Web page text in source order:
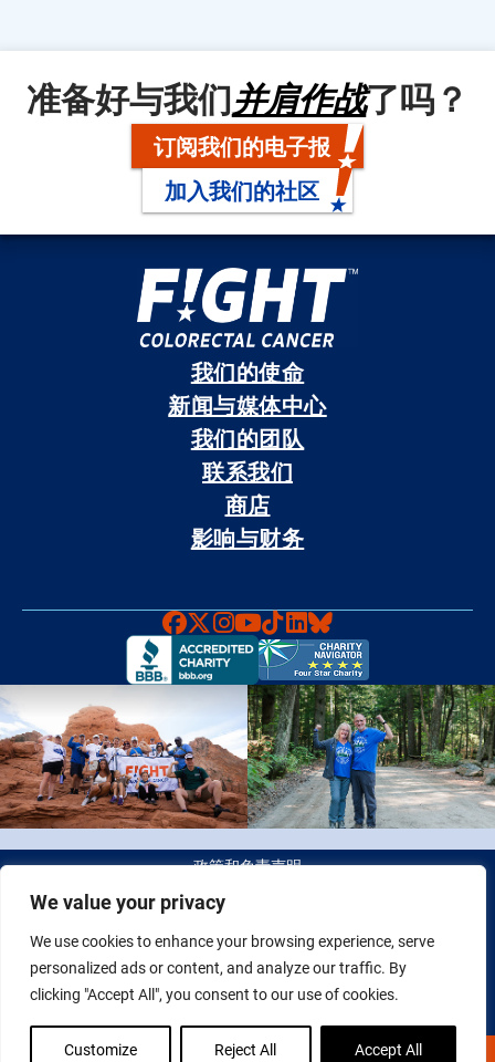
We value your privacy
We use cookies to enhance your browsing experience, serve
personalized ads or content, and analyze our traffic. By
clicking "Accept All", you consent to our use of cookies.
Customize Reject All Accept All
准备好与我们并肩作战了吗？
订阅我们的电子报
加入我们的社区
我们的使命
新闻与媒体中心
我们的团队
联系我们
商店
影响与财务
Faceboook
X Instagram
YouTube
TikTok
LinkedIn
Bluesky
政策和免责声明
© 2026 Fight Colorectal Cancer 版权所有。 税务识别号（Tax
ID）：20-2622550